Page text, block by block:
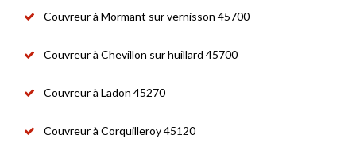
Couvreur à Mormant sur vernisson 45700
Couvreur à Chevillon sur huillard 45700
Couvreur à Ladon 45270
Couvreur à Corquilleroy 45120